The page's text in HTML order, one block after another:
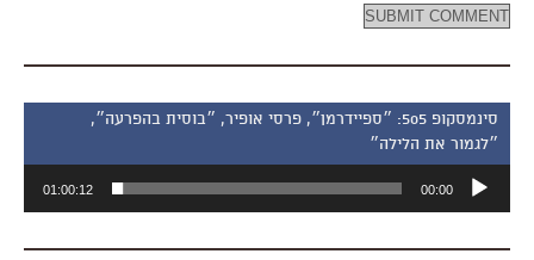
סינמסקופ 505: ״ספיידרמן״, פרסי אופיר, ״בוסית בהפרעה״,
״לגמור את הלילה״
אודיו
00:00
01:00:12